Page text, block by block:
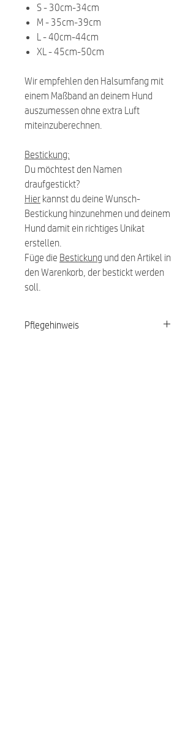
S - 30cm-34cm
M - 35cm-39cm
L - 40cm-44cm
XL - 45cm-50cm
Wir empfehlen den Halsumfang mit
einem Maßband an deinem Hund
auszumessen ohne extra Luft
miteinzuberechnen.
Bestickung:
Du möchtest den Namen
draufgestickt?
Hier kannst du deine Wunsch-
Bestickung hinzunehmen und deinem
Hund damit ein richtiges Unikat
erstellen.
Füge die Bestickung und den Artikel in
den Warenkorb, der bestickt werden
soll.
Pflegehinweis